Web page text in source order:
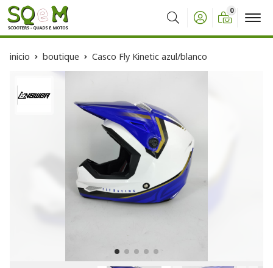
Buscar
0
inicio boutique Casco Fly Kinetic azul/blanco